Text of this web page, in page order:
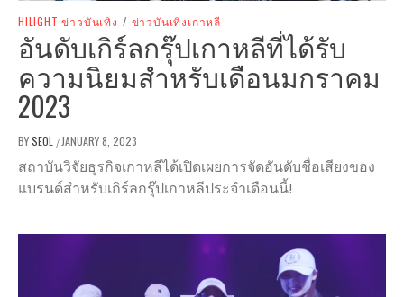
HILIGHT ข่าวบันเทิง / ข่าวบันเทิงเกาหลี
อันดับเกิร์ลกรุ๊ปเกาหลีที่ได้รับ
ความนิยมสำหรับเดือนมกราคม
2023
BYSEOL / JANUARY 8, 2023
สถาบันวิจัยธุรกิจเกาหลีได้เปิดเผยการจัดอันดับชื่อเสียงของ
แบรนด์สำหรับเกิร์ลกรุ๊ปเกาหลีประจำเดือนนี้!